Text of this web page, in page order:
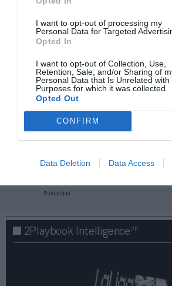
I want to opt-out of processing my
Personal Data for Targeted
Opted In
I want to opt-out of Collection, Use,
Retention, Sale, and/or Sharing of
Personal Data that Is Unrelated with
Purposes for which it was collected.
Opted Out
CONFIRM
Data Deletion Data Access
Publicidad
2Playbook Intelligence2P